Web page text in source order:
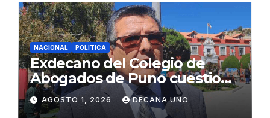
NACIONAL POLÍTICA
Exdecano del Colegio de
Abogados de Puno cuestiona
propuestas sobre seguridad
ciudadana
AGOSTO 1, 2026 DECANA UNO